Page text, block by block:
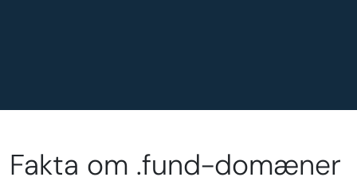
Fakta om .fund-domæner